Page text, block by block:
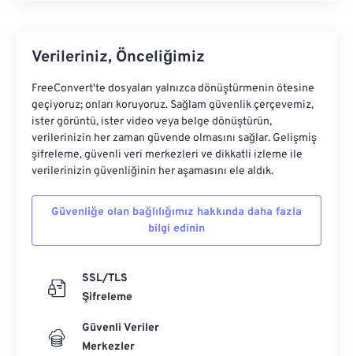
Verileriniz, Önceliğimiz
FreeConvert'te dosyaları yalnızca dönüştürmenin ötesine
geçiyoruz; onları koruyoruz. Sağlam güvenlik çerçevemiz,
ister görüntü, ister video veya belge dönüştürün,
verilerinizin her zaman güvende olmasını sağlar. Gelişmiş
şifreleme, güvenli veri merkezleri ve dikkatli izleme ile
verilerinizin güvenliğinin her aşamasını ele aldık.
Güvenliğe olan bağlılığımız hakkında daha fazla
bilgi edinin
SSL/TLS
Şifreleme
Güvenli Veriler
Merkezler